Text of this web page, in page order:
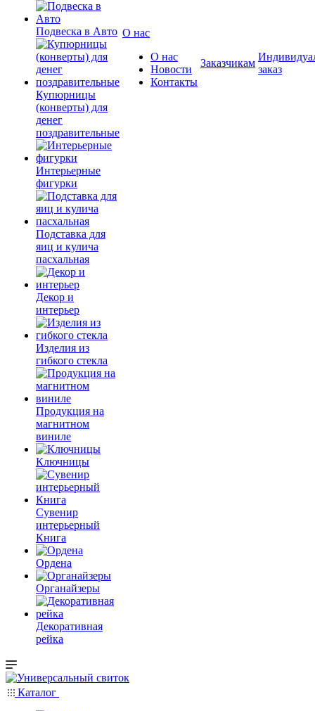
Подвеска в Авто
Купюрницы
(конверты) для
денег
поздравительные
Интерьерные
фигурки
Подставка для
яиц и кулича
пасхальная
Декор и
интерьер
Изделия из
гибкого стекла
Продукция на
магнитном
виниле
Ключницы
Сувенир
интерьерный
Книга
Ордена
Органайзеры
Декоративная
рейка
О нас
О нас
Новости
Контакты
Заказчикам
заказ
Каталог